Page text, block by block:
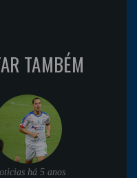
TAMBÉM
há 5 anos